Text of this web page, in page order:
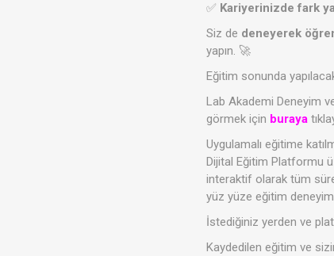
✅ Kariyerinizde fark
Siz de deneyerek
yapın. 🚀
Eğitim sonunda
Lab Akademi Deneyim
görmek için buraya
Uygulamalı eğitime
Dijital Eğitim Platformu
interaktif olarak tüm
yüz yüze eğitim
İstediğiniz yerden ve
Kaydedilen eğitim ve